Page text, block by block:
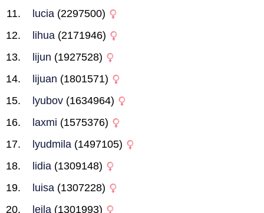
lucia (2297500)
lihua (2171946)
lijun (1927528)
lijuan (1801571)
lyubov (1634964)
laxmi (1575376)
lyudmila (1497105)
lidia (1309148)
luisa (1307228)
leila (1301993)